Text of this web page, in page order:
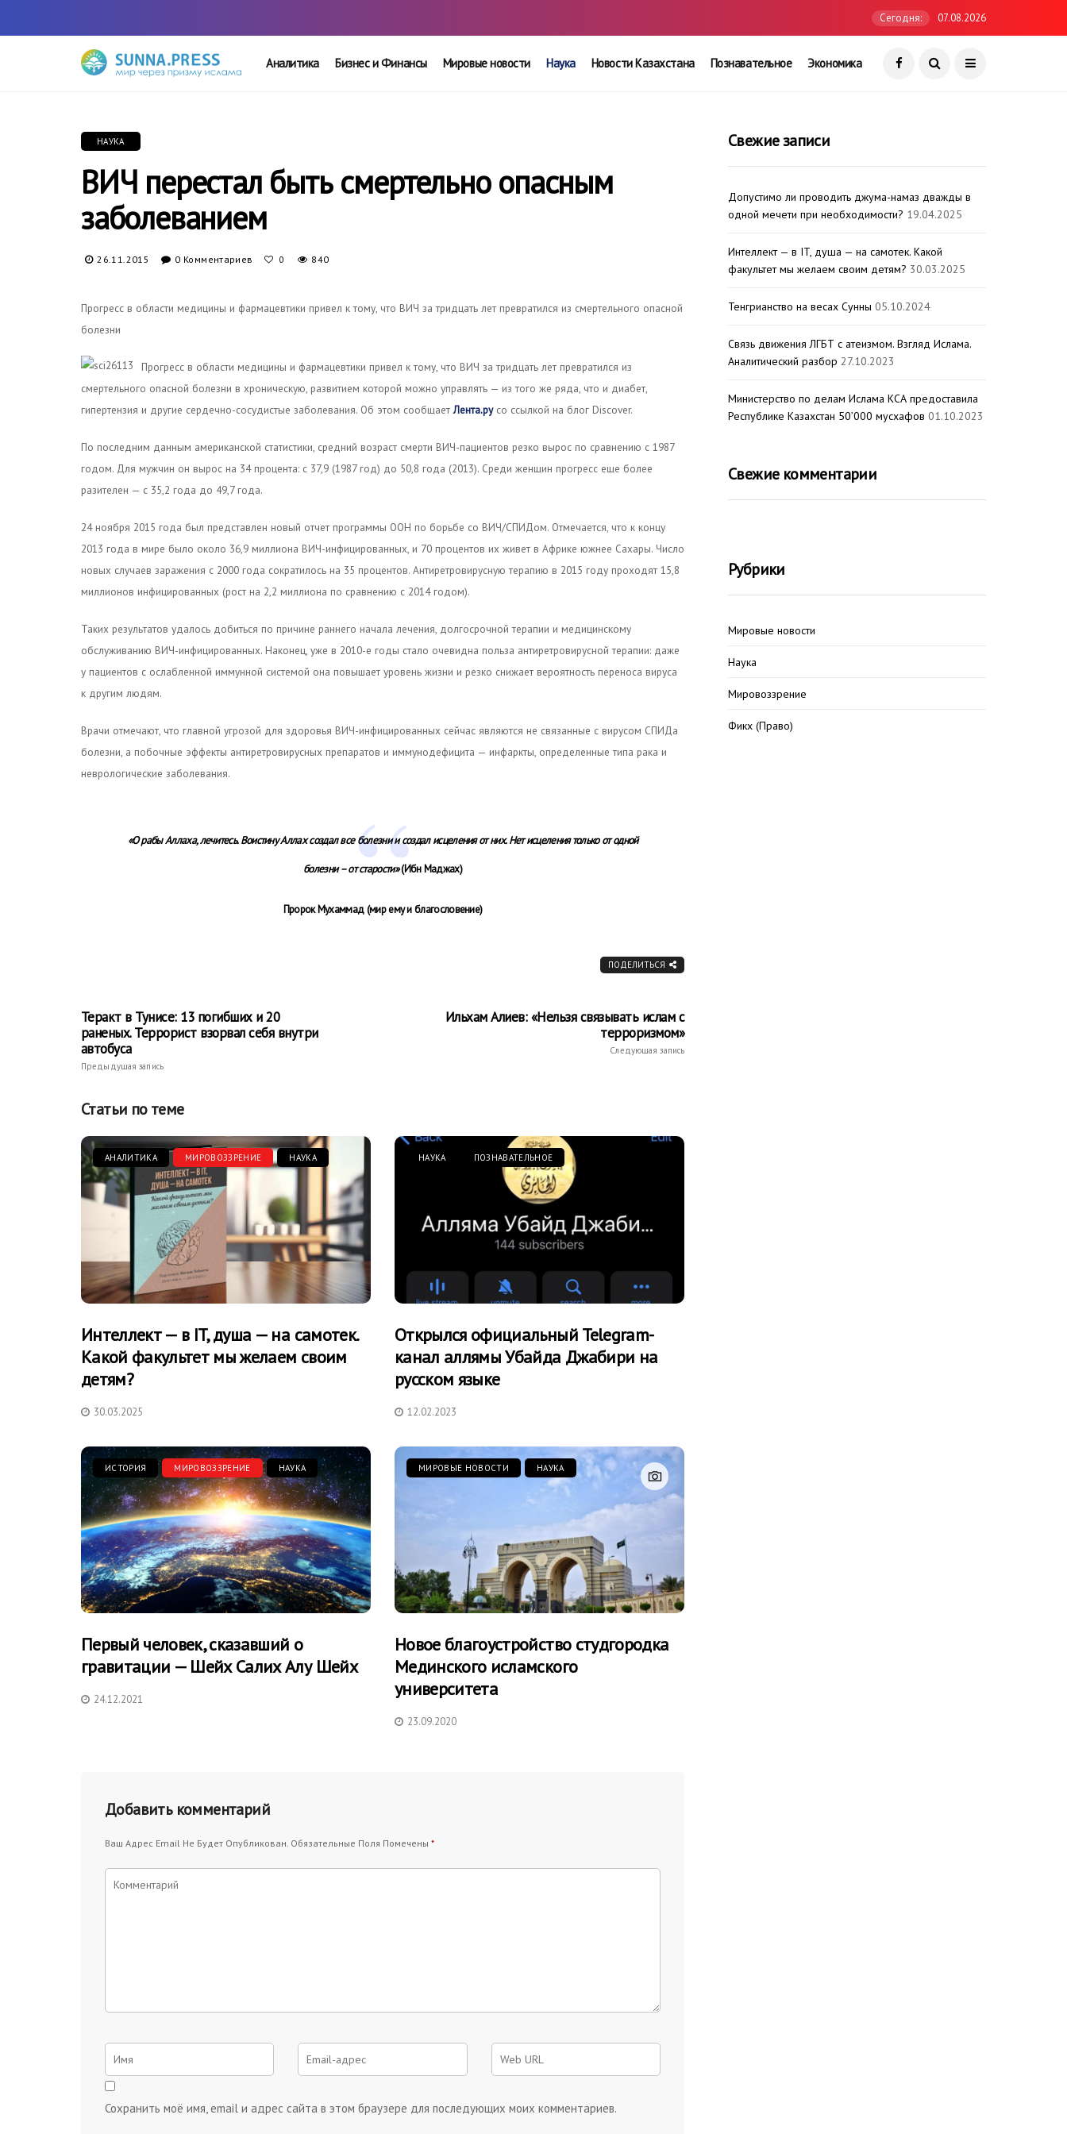
Сегодня: 07.08.2026
Аналитика Бизнес и Финансы Мировые новости Наука Новости Казахстана Познавательное Экономика
НАУКА
ВИЧ перестал быть смертельно опасным
заболеванием
26.11.2015 0 Комментариев 0 840
Прогресс в области медицины и фармацевтики привел к тому, что ВИЧ за тридцать лет превратился из смертельного опасной
болезни
Прогресс в области медицины и фармацевтики привел к тому, что ВИЧ за тридцать лет превратился из
смертельного опасной болезни в хроническую, развитием которой можно управлять — из того же ряда, что и диабет,
гипертензия и другие сердечно-сосудистые заболевания. Об этом сообщаетЛента.русо ссылкой на блог Discover.
По последним данным американской статистики, средний возраст смерти ВИЧ-пациентов резко вырос по сравнению с 1987
годом. Для мужчин он вырос на 34 процента: с 37,9 (1987 год) до 50,8 года (2013). Среди женщин прогресс еще более
разителен — с 35,2 года до 49,7 года.
24 ноября 2015 года был представлен новый отчет программы ООН по борьбе со ВИЧ/СПИДом. Отмечается, что к концу
2013 года в мире было около 36,9 миллиона ВИЧ-инфицированных, и 70 процентов их живет в Африке южнее Сахары. Число
новых случаев заражения с 2000 года сократилось на 35 процентов. Антиретровирусную терапию в 2015 году проходят 15,8
миллионов инфицированных (рост на 2,2 миллиона по сравнению с 2014 годом).
Таких результатов удалось добиться по причине раннего начала лечения, долгосрочной терапии и медицинскому
обслуживанию ВИЧ-инфицированных. Наконец, уже в 2010-е годы стало очевидна польза антиретровирусной терапии: даже
у пациентов с ослабленной иммунной системой она повышает уровень жизни и резко снижает вероятность переноса вируса
к другим людям.
Врачи отмечают, что главной угрозой для здоровья ВИЧ-инфицированных сейчас являются не связанные с вирусом СПИДа
болезни, а побочные эффекты антиретровирусных препаратов и иммунодефицита — инфаркты, определенные типа рака и
неврологические заболевания.
«О рабы Аллаха, лечитесь. Воистину Аллах создал все болезни и создал исцеления от них. Нет исцеления только от одной
болезни – от старости»(Ибн Маджах)
Пророк Мухаммад (мир ему и благословение)
ПОДЕЛИТЬСЯ
Теракт в Тунисе: 13 погибших и 20
раненых. Террорист взорвал себя внутри
автобуса
Предыдущая запись
Ильхам Алиев: «Нельзя связывать ислам с
терроризмом»
Следующая запись
Статьи по теме
АНАЛИТИКА МИРОВОЗЗРЕНИЕ НАУКА
Интеллект — в IT, душа — на самотек.
Какой факультет мы желаем своим
детям?
30.03.2025
НАУКА ПОЗНАВАТЕЛЬНОЕ
Открылся официальный Telegram-
канал аллямы Убайда Джабири на
русском языке
12.02.2023
ИСТОРИЯ МИРОВОЗЗРЕНИЕ НАУКА
Первый человек, сказавший о
гравитации — Шейх Салих Алу Шейх
24.12.2021
МИРОВЫЕ НОВОСТИ НАУКА
Новое благоустройство студгородка
Мединского исламского
университета
23.09.2020
Добавить комментарий
Ваш Адрес Email Не Будет Опубликован. Обязательные Поля Помечены *
Сохранить моё имя, email и адрес сайта в этом браузере для последующих моих комментариев.
Свежие записи
Допустимо ли проводить джума-намаз дважды в
одной мечети при необходимости? 19.04.2025
Интеллект — в IT, душа — на самотек. Какой
факультет мы желаем своим детям? 30.03.2025
Тенгрианство на весах Сунны 05.10.2024
Связь движения ЛГБТ с атеизмом. Взгляд Ислама.
Аналитический разбор 27.10.2023
Министерство по делам Ислама КСА предоставила
Республике Казахстан 50’000 мусхафов 01.10.2023
Свежие комментарии
Рубрики
Мировые новости
Наука
Мировоззрение
Фикх (Право)